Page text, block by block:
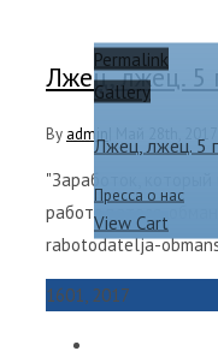
Permalink
Gallery
Лжец, лжец. 5
Пресса о нас
View Cart
Лжец, лжец. 5
By admin
"Заработок,
работодателя-
rabotodatelja-
1601, 2017